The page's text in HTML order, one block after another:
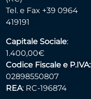
Tel. e Fax +39 0964
419191
Capitale Sociale:
1.400,00€
Codice Fiscale e P.IVA:
02898550807
REA: RC-196874